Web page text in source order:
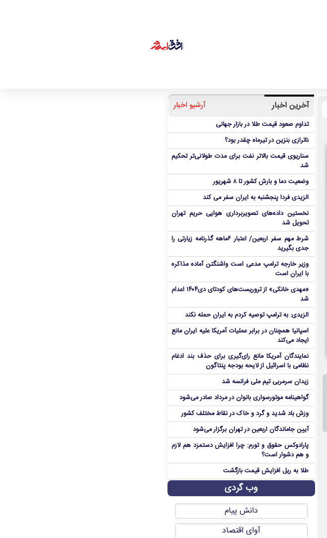
آخرین اخبار آرشیو اخبار
تداوم صعود قیمت طلا در بازار جهانی
ناترازی بنزین در تیرماه چقدر بود؟
سناریوی قیمت بالاتر نفت برای مدت طولانی‌تر تحکیم
شد
وضعیت دما و بارش کشور تا ۸ شهریور
الزیدی فردا پنجشنبه به ایران سفر می کند
نخستین داده‌های تصویربرداری هوایی حریم تهران
تحویل شد
شرط مهم سفر اربعین/ اعتبار ۶ماهه گذرنامه زیارتی را
جدی بگیرید
وزیر خارجه ترامپ مدعی است واشنگتن آماده مذاکره
با ایران است
«مهدی خانکی» از تروریست‌های کودتای دی۱۴۰۴ اعدام
شد
الزیدی: به ترامپ توصیه کردم به ایران حمله نکند
اسپانیا همچنان در برابر عملیات آمریکا علیه ایران مانع
ایجاد می‌کند
نمایندگان آمریکا مانع رای‌گیری برای حذف بند ادغام
نظامی با اسرائیل از لایحه بودجه پنتاگون
زیدان سرمربی تیم ملی فرانسه شد
گواهینامه موتورسواری بانوان در مرداد صادر می‌شود
وزش باد شدید و گرد و خاک در نقاط مختلف کشور
آیین جاماندگان اربعین در تهران برگزار می‌شود
پارادوکس حقوق و تورم: چرا افزایش دستمزد هم لازم
و هم دشوار است؟
طلا به ریل افزایش قیمت بازگشت
وب گردی
دانش پیام
آوای اقتصاد